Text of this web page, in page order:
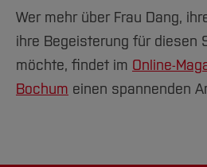
Wer mehr über Frau Dang,
ihre Begeisterung für diesen
möchte, findet im Online-
Bochum einen spannenden